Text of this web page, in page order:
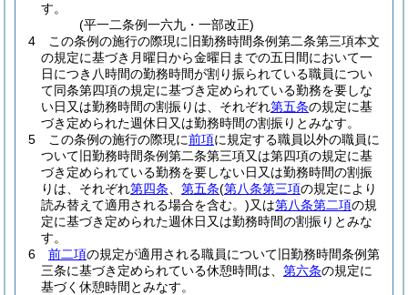
す。
(平一二条例一六九・一部改正)
4
この条例の施行の際現に旧勤務時間条例第二条第三項本文
の規定に基づき月曜日から金曜日までの五日間において一
日につき八時間の勤務時間が割り振られている職員につい
て同条第四項の規定に基づき定められている勤務を要しな
い日又は勤務時間の割振りは、それぞれ第五条の規定に基
づき定められた週休日又は勤務時間の割振りとみなす。
5
この条例の施行の際現に前項に規定する職員以外の職員に
ついて旧勤務時間条例第二条第三項又は第四項の規定に基
づき定められている勤務を要しない日又は勤務時間の割振
りは、それぞれ第四条 第五条(第八条第三項の規定により
読み替えて適用される場合を含む。)又は第八条第二項の規
定に基づき定められた週休日又は勤務時間の割振りとみな
す。
6
前二項の規定が適用される職員について旧勤務時間条例第
三条に基づき定められている休憩時間は、 第六条の規定に
基づく休憩時間とみなす。